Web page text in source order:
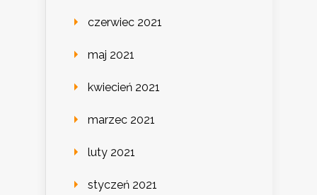
czerwiec 2021
maj 2021
kwiecień 2021
marzec 2021
luty 2021
styczeń 2021